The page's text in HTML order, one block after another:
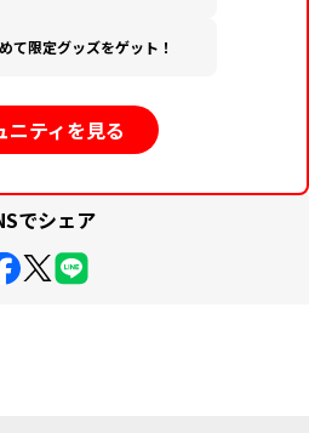
て限定グッズをゲット！
ニティを見る
でシェア